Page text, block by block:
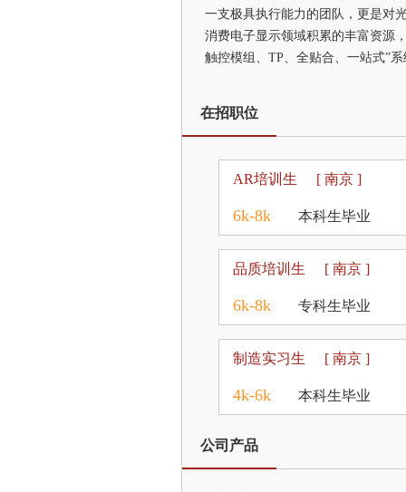
一支极具执行能力的团队，更是对
消费电子显示领域积累的丰富资源
触控模组、TP、全贴合、一站式”
在招职位
AR培训生 [ 南京 ]
6k-8k 本科生毕业
品质培训生 [ 南京 ]
6k-8k 专科生毕业
制造实习生 [ 南京 ]
4k-6k 本科生毕业
公司产品